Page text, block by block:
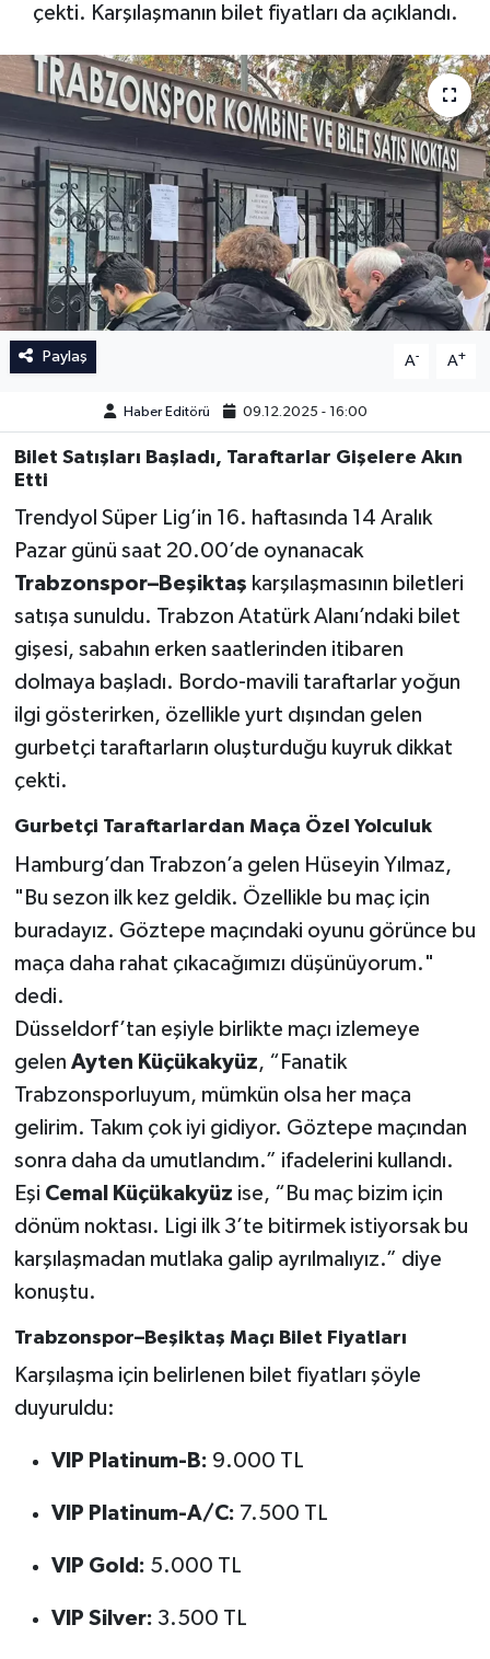
çekti. Karşılaşmanın bilet fiyatları da açıklandı.
Paylaş A- A+
Haber Editörü 09.12.2025 - 16:00
Bilet Satışları Başladı, Taraftarlar Gişelere Akın
Etti
Trendyol Süper Lig’in 16. haftasında 14 Aralık
Pazar günü saat 20.00’de oynanacak
Trabzonspor–Beşiktaş karşılaşmasının biletleri
satışa sunuldu. Trabzon Atatürk Alanı’ndaki bilet
gişesi, sabahın erken saatlerinden itibaren
dolmaya başladı. Bordo-mavili taraftarlar yoğun
ilgi gösterirken, özellikle yurt dışından gelen
gurbetçi taraftarların oluşturduğu kuyruk dikkat
çekti.
Gurbetçi Taraftarlardan Maça Özel Yolculuk
Hamburg’dan Trabzon’a gelen Hüseyin Yılmaz,
"Bu sezon ilk kez geldik. Özellikle bu maç için
buradayız. Göztepe maçındaki oyunu görünce bu
maça daha rahat çıkacağımızı düşünüyorum."
dedi.
Düsseldorf’tan eşiyle birlikte maçı izlemeye
gelen Ayten Küçükakyüz, “Fanatik
Trabzonsporluyum, mümkün olsa her maça
gelirim. Takım çok iyi gidiyor. Göztepe maçından
sonra daha da umutlandım.” ifadelerini kullandı.
Eşi Cemal Küçükakyüz ise, “Bu maç bizim için
dönüm noktası. Ligi ilk 3’te bitirmek istiyorsak bu
karşılaşmadan mutlaka galip ayrılmalıyız.” diye
konuştu.
Trabzonspor–Beşiktaş Maçı Bilet Fiyatları
Karşılaşma için belirlenen bilet fiyatları şöyle
duyuruldu:
VIP Platinum-B: 9.000 TL
VIP Platinum-A/C: 7.500 TL
VIP Gold: 5.000 TL
VIP Silver: 3.500 TL
Almanya Bundesliga
La Liga
Serie A
La Liga
Almanya Bundesliga
Serie A
Fransa Ligue 1
Eredevise
Portekiz Ligi
TFF 1.Lig
Türkiye Basketbol Ligi
Kadınlar Basketbol Ligi
Diğer Basketbol Ligleri
Formula 1
Hentbol
At Yarışı
Bisiklet
Halter
Motor Sporları
Diğer Spor Dalları